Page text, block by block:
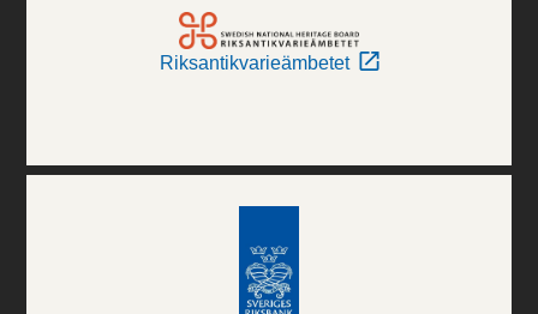
Riksantikvarieämbetet